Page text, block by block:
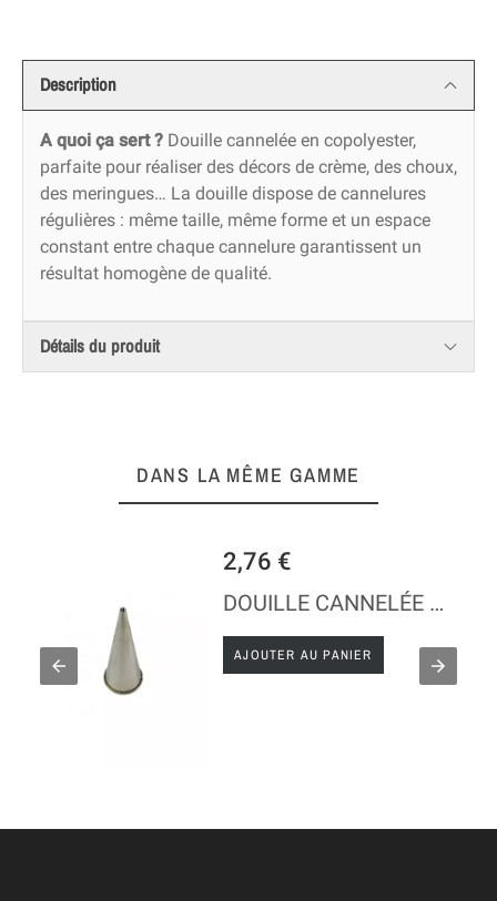
Description
A quoi ça sert ? Douille cannelée en copolyester,
parfaite pour réaliser des décors de crème, des choux,
des meringues… La douille dispose de cannelures
régulières : même taille, même forme et un espace
constant entre chaque cannelure garantissent un
résultat homogène de qualité.
Détails du produit
DANS LA MÊME GAMME
2,76 €
DOUILLE CANNELÉE A - INOX
AJOUTER AU PANIER